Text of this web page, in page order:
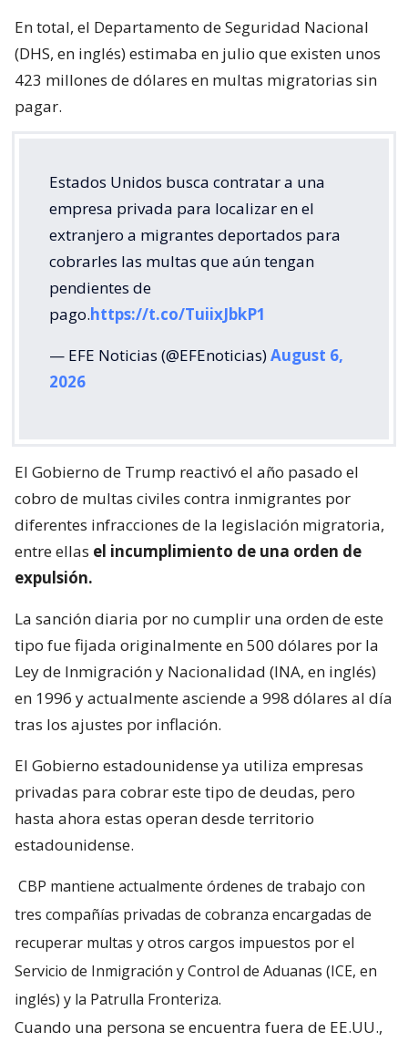
En total, el Departamento de Seguridad Nacional
(DHS, en inglés) estimaba en julio que existen unos
423 millones de dólares en multas migratorias sin
pagar.
Estados Unidos busca contratar a una
empresa privada para localizar en el
extranjero a migrantes deportados para
cobrarles las multas que aún tengan
pendientes de
pago.https://t.co/TuiixJbkP1
— EFE Noticias (@EFEnoticias)August 6,
2026
El Gobierno de Trump reactivó el año pasado el
cobro de multas civiles contra inmigrantes por
diferentes infracciones de la legislación migratoria,
entre ellas el incumplimiento de una orden de
expulsión.
La sanción diaria por no cumplir una orden de este
tipo fue fijada originalmente en 500 dólares por la
Ley de Inmigración y Nacionalidad (INA, en inglés)
en 1996 y actualmente asciende a 998 dólares al día
tras los ajustes por inflación.
El Gobierno estadounidense ya utiliza empresas
privadas para cobrar este tipo de deudas, pero
hasta ahora estas operan desde territorio
estadounidense.
CBP mantiene actualmente órdenes de trabajo con
tres compañías privadas de cobranza encargadas de
recuperar multas y otros cargos impuestos por el
Servicio de Inmigración y Control de Aduanas (ICE, en
inglés) y la Patrulla Fronteriza.
Cuando una persona se encuentra fuera de EE.UU.,